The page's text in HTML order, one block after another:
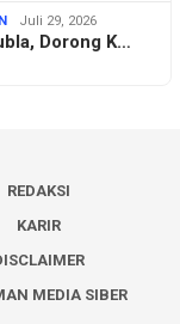
Juli 29, 2026
Dorong K…
REDAKSI
KARIR
MEDIA SIBER